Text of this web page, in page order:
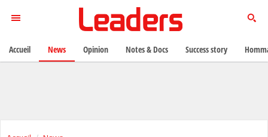
Accueil News Opinion Notes & Docs Success story